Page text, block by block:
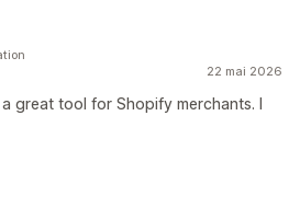
22 mai 2026
great tool for Shopify merchants. I